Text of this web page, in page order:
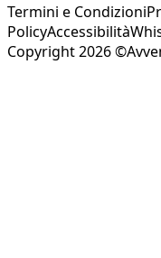
Termini e Condizioni
PolicyAccessibilità
Copyright 2026